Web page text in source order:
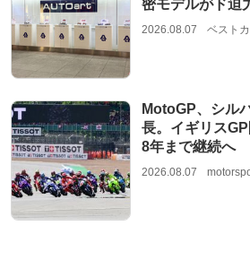
密モデルがド迫
2026.08.07 ベスト
MotoGP、シル
長。イギリス
8年まで継続へ
2026.08.07